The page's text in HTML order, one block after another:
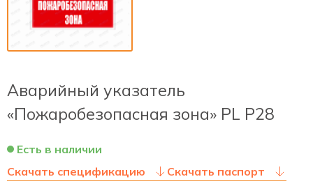
Аварийный указатель
«Пожаробезопасная зона» PL P28
Есть в наличии
Скачать спецификацию
Скачать паспорт